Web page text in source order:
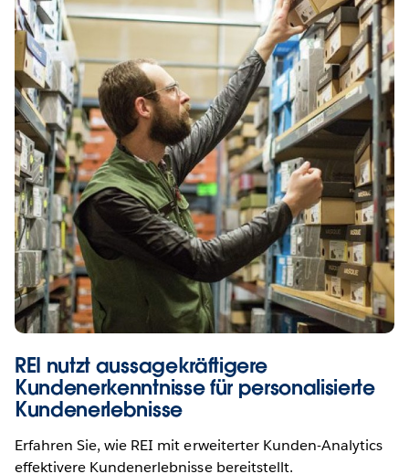
REI nutzt aussagekräftigere
Kundenerkenntnisse für personalisierte
Kundenerlebnisse
Erfahren Sie, wie REI mit erweiterter Kunden-Analytics
effektivere Kundenerlebnisse bereitstellt.